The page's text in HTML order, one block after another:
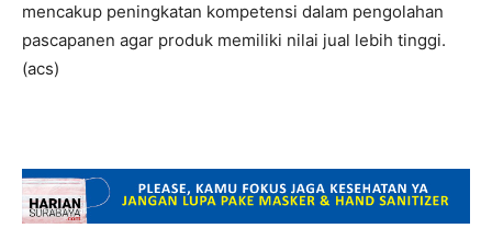
mencakup peningkatan kompetensi dalam pengolahan
pascapanen agar produk memiliki nilai jual lebih tinggi.
(acs)